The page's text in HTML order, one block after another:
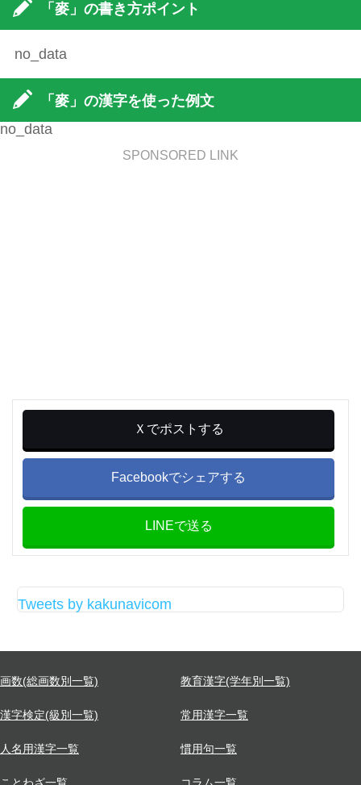
「麥」の書き方ポイント
no_data
「麥」の漢字を使った例文
no_data
SPONSORED LINK
Ｘでポストする
Facebookでシェアする
LINEで送る
Tweets by kakunavicom
画数(総画数別一覧) 教育漢字(学年別一覧)
漢字検定(級別一覧) 常用漢字一覧
人名用漢字一覧 慣用句一覧